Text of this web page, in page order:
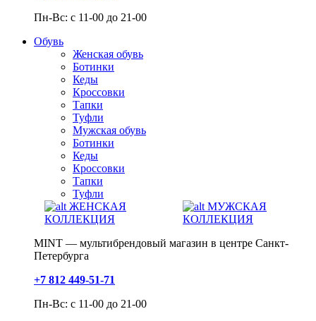
Пн-Вс: с 11-00 до 21-00
Обувь
Женская обувь
Ботинки
Кеды
Кроссовки
Тапки
Туфли
Мужская обувь
Ботинки
Кеды
Кроссовки
Тапки
Туфли
ЖЕНСКАЯ
КОЛЛЕКЦИЯ
МУЖСКАЯ
КОЛЛЕКЦИЯ
MINT — мультибрендовый магазин в центре Санкт-
Петербурга
+7 812 449-51-71
Пн-Вс: с 11-00 до 21-00